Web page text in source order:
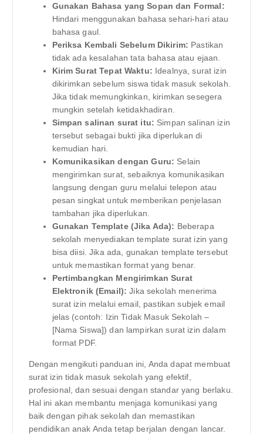
Gunakan Bahasa yang Sopan dan Formal:
Hindari menggunakan bahasa sehari-hari atau
bahasa gaul.
Periksa Kembali Sebelum Dikirim: Pastikan
tidak ada kesalahan tata bahasa atau ejaan.
Kirim Surat Tepat Waktu: Idealnya, surat izin
dikirimkan sebelum siswa tidak masuk sekolah.
Jika tidak memungkinkan, kirimkan sesegera
mungkin setelah ketidakhadiran.
Simpan salinan surat itu: Simpan salinan izin
tersebut sebagai bukti jika diperlukan di
kemudian hari.
Komunikasikan dengan Guru: Selain
mengirimkan surat, sebaiknya komunikasikan
langsung dengan guru melalui telepon atau
pesan singkat untuk memberikan penjelasan
tambahan jika diperlukan.
Gunakan Template (Jika Ada): Beberapa
sekolah menyediakan template surat izin yang
bisa diisi. Jika ada, gunakan template tersebut
untuk memastikan format yang benar.
Pertimbangkan Mengirimkan Surat
Elektronik (Email): Jika sekolah menerima
surat izin melalui email, pastikan subjek email
jelas (contoh: Izin Tidak Masuk Sekolah –
[Nama Siswa]) dan lampirkan surat izin dalam
format PDF.
Dengan mengikuti panduan ini, Anda dapat membuat
surat izin tidak masuk sekolah yang efektif,
profesional, dan sesuai dengan standar yang berlaku.
Hal ini akan membantu menjaga komunikasi yang
baik dengan pihak sekolah dan memastikan
pendidikan anak Anda tetap berjalan dengan lancar.